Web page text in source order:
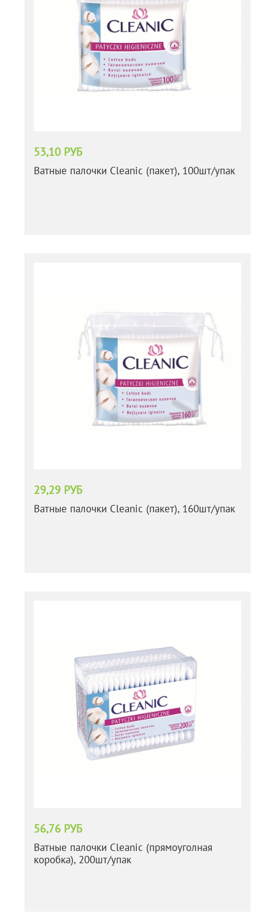
53,10 РУБ
Ватные палочки Cleanic (пакет), 100шт/упак
29,29 РУБ
Ватные палочки Cleanic (пакет), 160шт/упак
56,76 РУБ
Ватные палочки Cleanic (прямоуголная
коробка), 200шт/упак